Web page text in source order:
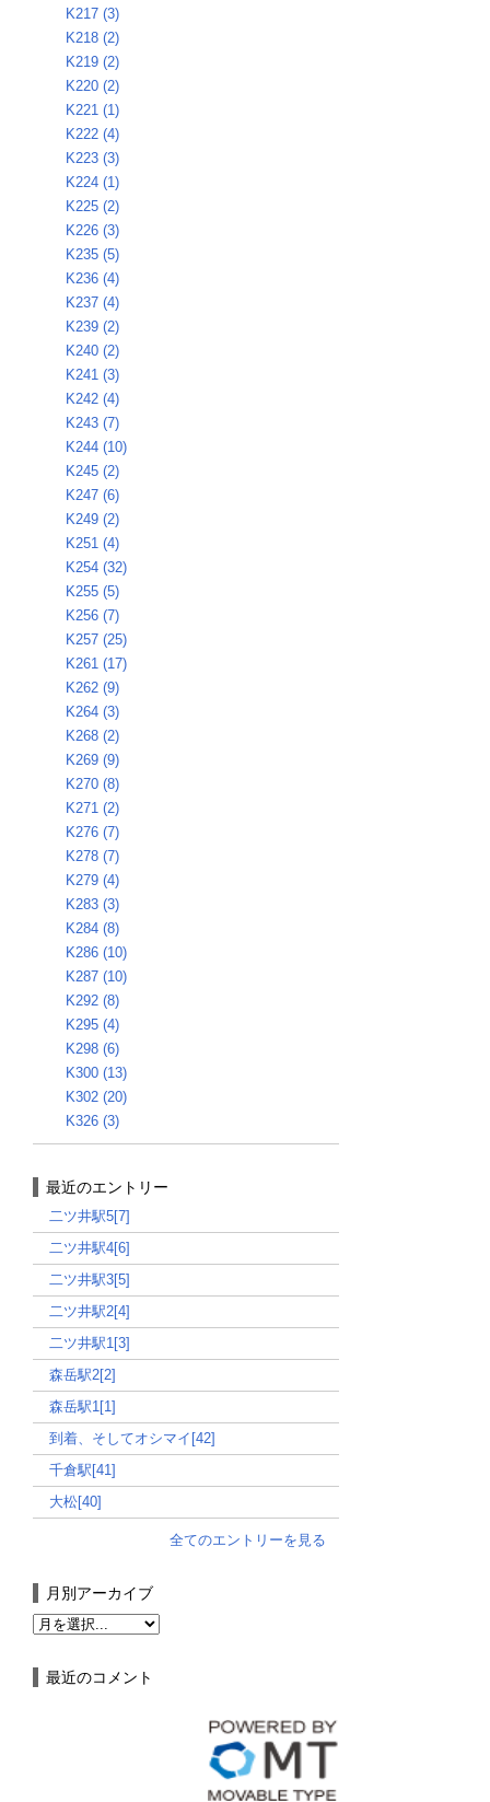
K217 (3)
K218 (2)
K219 (2)
K220 (2)
K221 (1)
K222 (4)
K223 (3)
K224 (1)
K225 (2)
K226 (3)
K235 (5)
K236 (4)
K237 (4)
K239 (2)
K240 (2)
K241 (3)
K242 (4)
K243 (7)
K244 (10)
K245 (2)
K247 (6)
K249 (2)
K251 (4)
K254 (32)
K255 (5)
K256 (7)
K257 (25)
K261 (17)
K262 (9)
K264 (3)
K268 (2)
K269 (9)
K270 (8)
K271 (2)
K276 (7)
K278 (7)
K279 (4)
K283 (3)
K284 (8)
K286 (10)
K287 (10)
K292 (8)
K295 (4)
K298 (6)
K300 (13)
K302 (20)
K326 (3)
最近のエントリー
二ツ井駅5[7]
二ツ井駅4[6]
二ツ井駅3[5]
二ツ井駅2[4]
二ツ井駅1[3]
森岳駅2[2]
森岳駅1[1]
到着、そしてオシマイ[42]
千倉駅[41]
大松[40]
全てのエントリーを見る
月別アーカイブ
最近のコメント